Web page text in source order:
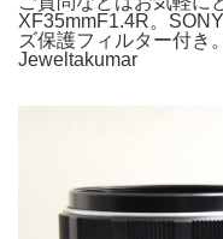
XF35mmF1.4R。
ズ保護フィルター付き
Jeweltakumar